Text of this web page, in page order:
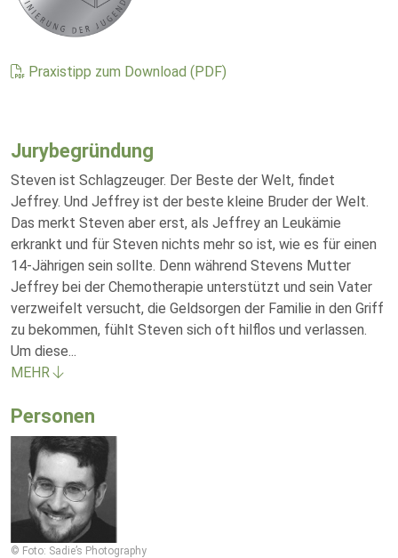
Praxistipp zum Download (PDF)
Jurybegründung
Steven ist Schlagzeuger. Der Beste der Welt, findet
Jeffrey. Und Jeffrey ist der beste kleine Bruder der Welt.
Das merkt Steven aber erst, als Jeffrey an Leukämie
erkrankt und für Steven nichts mehr so ist, wie es für einen
14-Jährigen sein sollte. Denn während Stevens Mutter
Jeffrey bei der Chemotherapie unterstützt und sein Vater
verzweifelt versucht, die Geldsorgen der Familie in den Griff
zu bekommen, fühlt Steven sich oft hilflos und verlassen.
Um diese...
MEHR
Personen
© Foto: Sadie’s Photography